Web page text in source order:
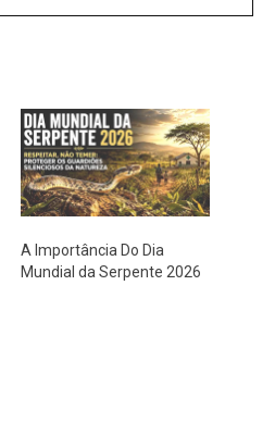
A Importância Do Dia
Mundial da Serpente 2026